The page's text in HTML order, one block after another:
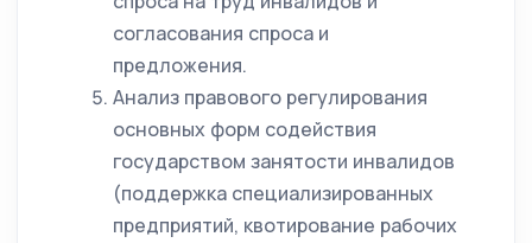
согласования спроса и
предложения.
Анализ правового регулирования
основных форм содействия
государством занятости инвалидов
(поддержка специализированных
предприятий, квотирование рабочих